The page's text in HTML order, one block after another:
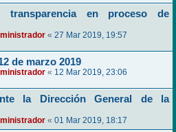
transparencia en proceso de
« 27 Mar 2019, 19:57
de marzo 2019
« 12 Mar 2019, 23:06
la Dirección General de la
« 01 Mar 2019, 18:17